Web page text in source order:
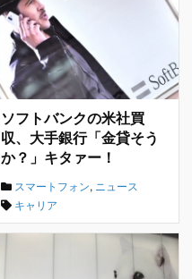
ソフトバンクの米社買
収、大手銀行「金貸そう
か？」キタァー！
スマートフォン, ニュース
キャリア